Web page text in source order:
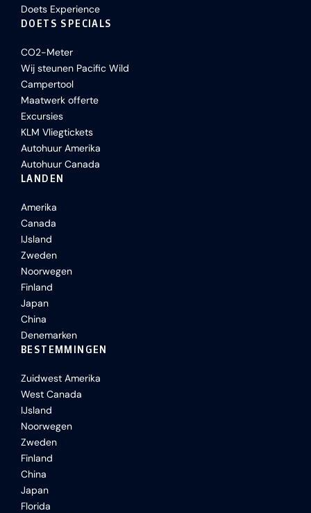
Doets Experience
DOETS SPECIALS
CO2-Meter
Wij steunen Pacific Wild
Campertool
Maatwerk offerte
Excursies
KLM Vliegtickets
Autohuur Amerika
Autohuur Canada
LANDEN
Amerika
Canada
IJsland
Zweden
Noorwegen
Finland
Japan
China
Denemarken
BESTEMMINGEN
Zuidwest Amerika
West Canada
IJsland
Noorwegen
Zweden
Finland
China
Japan
Florida